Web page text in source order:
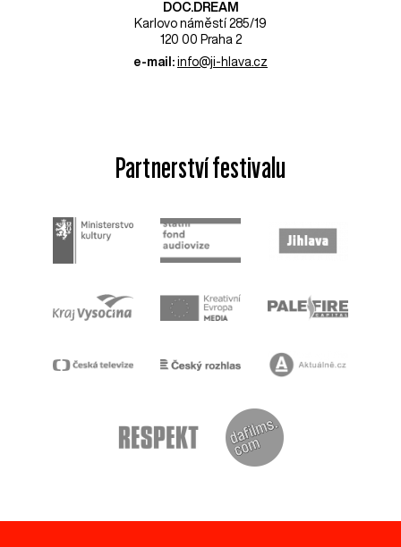
DOC.DREAM​
Karlovo náměstí 285/19
120 00 Praha 2
e-mail: info@ji-hlava.cz
Partnerství festivalu